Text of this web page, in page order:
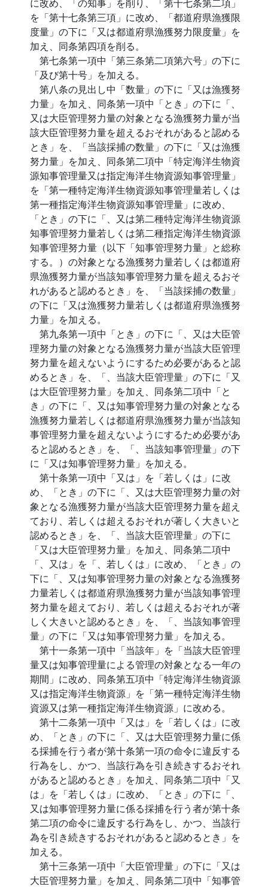
を「第十七条第三項」に改め、「都道府県漁獲限
度量」の下に「又は都道府県漁獲努力限度量」を
加え、同条第四項を削る。
第七条第一項中「第三条第二項第六号」の下に
「及び第十号」を加える。
第八条の見出し中「数量」の下に「又は漁獲努
力量」を加え、同条第一項中「とき」の下に「、
又は大臣管理努力量の対象となる漁獲努力量が当
該大臣管理努力量を超えるおそれがあると認める
とき」を、「当該採捕の数量」の下に「又は漁獲
努力量」を加え、同条第二項中「特定海洋生物資
源知事管理量又は指定海洋生物資源知事管理量」
を「第一種特定海洋生物資源知事管理量若しくは
第一種指定海洋生物資源知事管理量」に改め、
「とき」の下に「、又は第二種特定海洋生物資源
知事管理努力量若しくは第二種指定海洋生物資源
知事管理努力量（以下「知事管理努力量」と総称
する。）の対象となる漁獲努力量若しくは都道府
県漁獲努力量が当該知事管理努力量を超えるおそ
れがあると認めるとき」を、「当該採捕の数量」
の下に「又は漁獲努力量若しくは都道府県漁獲努
力量」を加える。
第九条第一項中「とき」の下に「、又は大臣管
理努力量の対象となる漁獲努力量が当該大臣管理
努力量を超えないようにするため必要があると認
めるとき」を、「、当該大臣管理量」の下に「又
は大臣管理努力量」を加え、同条第二項中「と
き」の下に「、又は知事管理努力量の対象となる
漁獲努力量若しくは都道府県漁獲努力量が当該知
事管理努力量を超えないようにするため必要があ
ると認めるとき」を、「、当該知事管理量」の下
に「又は知事管理努力量」を加える。
第十条第一項中「又は」を「若しくは」に改
め、「とき」の下に「、又は大臣管理努力量の対
象となる漁獲努力量が当該大臣管理努力量を超え
ており、若しくは超えるおそれが著しく大きいと
認めるとき」を、「、当該大臣管理量」の下に
「又は大臣管理努力量」を加え、同条第二項中
「、又は」を「、若しくは」に改め、「とき」の
下に「、又は知事管理努力量の対象となる漁獲努
力量若しくは都道府県漁獲努力量が当該知事管理
努力量を超えており、若しくは超えるおそれが著
しく大きいと認めるとき」を、「、当該知事管理
量」の下に「又は知事管理努力量」を加える。
第十一条第一項中「当該年」を「当該大臣管理
量又は知事管理量による管理の対象となる一年の
期間」に改め、同条第五項中「特定海洋生物資源
又は指定海洋生物資源」を「第一種特定海洋生物
資源又は第一種指定海洋生物資源」に改める。
第十二条第一項中「又は」を「若しくは」に改
め、「とき」の下に「、又は大臣管理努力量に係
る採捕を行う者が第十条第一項の命令に違反する
行為をし、かつ、当該行為を引き続きするおそれ
があると認めるとき」を加え、同条第二項中「又
は」を「若しくは」に改め、「とき」の下に「、
又は知事管理努力量に係る採捕を行う者が第十条
第二項の命令に違反する行為をし、かつ、当該行
為を引き続きするおそれがあると認めるとき」を
加える。
第十三条第一項中「大臣管理量」の下に「又は
大臣管理努力量」を加え、同条第二項中「知事管